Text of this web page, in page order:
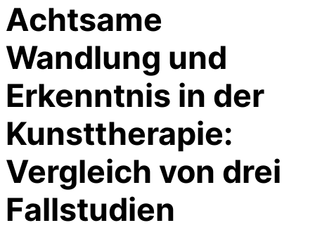
Achtsame
Wandlung und
Erkenntnis in der
Kunsttherapie:
Vergleich von drei
Fallstudien